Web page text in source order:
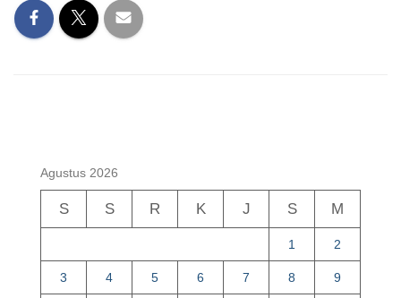
Agustus 2026
S S R K J S M
1 2
3 4 5 6 7 8 9